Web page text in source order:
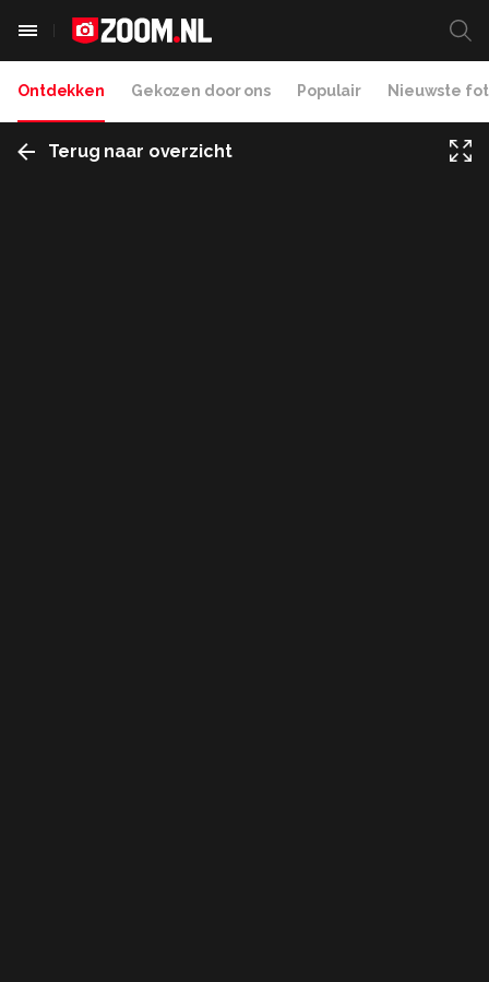
Ontdekken Gekozen door ons Populair Nieuwste
Terug naar overzicht